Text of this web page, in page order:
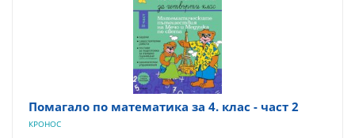
Помагало по математика за 4. клас - част 2
КРОНОС